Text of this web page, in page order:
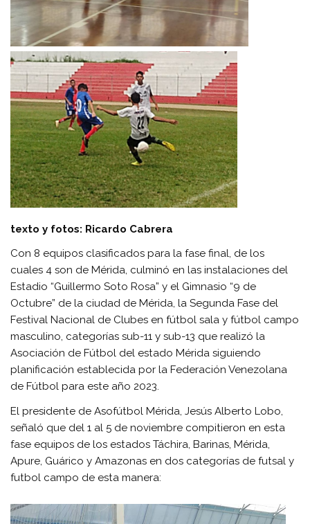
texto y fotos: Ricardo Cabrera
Con 8 equipos clasificados para la fase final, de los
cuales 4 son de Mérida, culminó en las instalaciones del
Estadio “Guillermo Soto Rosa” y el Gimnasio “9 de
Octubre” de la ciudad de Mérida, la Segunda Fase del
Festival Nacional de Clubes en fútbol sala y fútbol campo
masculino, categorías sub-11 y sub-13 que realizó la
Asociación de Fútbol del estado Mérida siguiendo
planificación establecida por la Federación Venezolana
de Fútbol para este año 2023.
El presidente de Asofútbol Mérida, Jesús Alberto Lobo,
señaló que del 1 al 5 de noviembre compitieron en esta
fase equipos de los estados Táchira, Barinas, Mérida,
Apure, Guárico y Amazonas en dos categorías de futsal y
futbol campo de esta manera: